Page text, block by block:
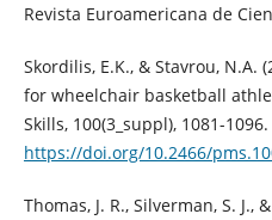
Revista Euroamericana de
Skordilis, E.K., & Stavrou,
for wheelchair basketball
Skills, 100(3_suppl), 1081-1096.
https://doi.org/10.2466/
Thomas, J. R., Silverman, S. J.,